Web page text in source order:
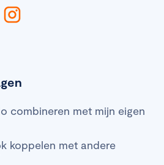
combineren met mijn eigen
koppelen met andere